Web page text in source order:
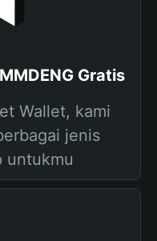
Gratis
Wallet, kami
jenis
untukmu